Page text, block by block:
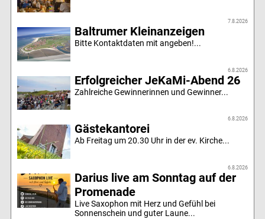
7.8.2026
Baltrumer Kleinanzeigen
Bitte Kontaktdaten mit angeben!...
6.8.2026
Erfolgreicher JeKaMi-Abend 26
Zahlreiche Gewinnerinnen und Gewinner...
6.8.2026
Gästekantorei
Ab Freitag um 20.30 Uhr in der ev. Kirche...
6.8.2026
Darius live am Sonntag auf der
Promenade
Live Saxophon mit Herz und Gefühl bei
Sonnenschein und guter Laune...